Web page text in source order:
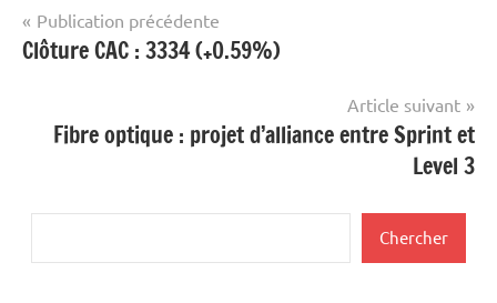
Navigation
de
Publication précédente
Clôture CAC : 3334 (+0.59%)
Article suivant
Fibre optique : projet d’alliance entre Sprint et
Level 3
Chercher